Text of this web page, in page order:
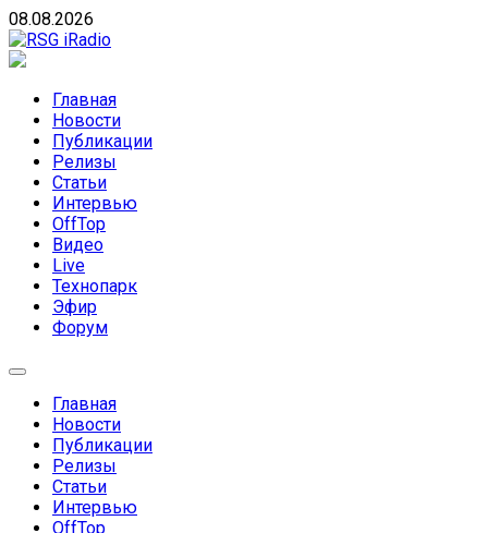
Skip
to
content
08.08.2026
направлений без возрастных ограничений
Главная
Новости
Публикации
Релизы
Статьи
Интервью
OffTop
Видео
Live
Технопарк
Эфир
Форум
Главная
Новости
Публикации
Релизы
Статьи
Интервью
OffTop